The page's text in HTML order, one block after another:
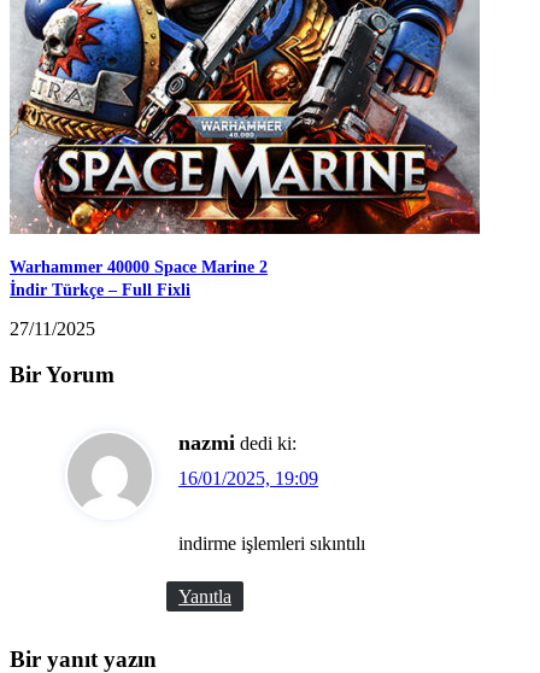
Warhammer 40000 Space Marine 2
İndir Türkçe – Full Fixli
27/11/2025
Bir Yorum
nazmi dedi ki:
16/01/2025, 19:09
indirme işlemleri sıkıntılı
Yanıtla
Bir yanıt yazın